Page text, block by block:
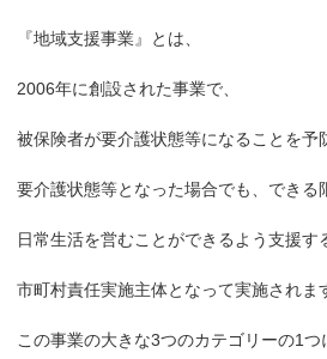
『地域支援事業』とは、
2006年に創設された事業で、
被保険者が要介護状態等になることを予
要介護状態等となった場合でも、できる
日常生活を営むことができるよう支援す
市町村責任実施主体となって実施されま
この事業の大きな3つのカテゴリーの1つ